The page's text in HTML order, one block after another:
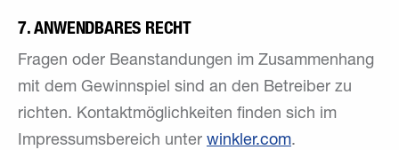
7. ANWENDBARES RECHT
Fragen oder Beanstandungen im Zusammenhang
mit dem Gewinnspiel sind an den Betreiber zu
richten. Kontaktmöglichkeiten finden sich im
Impressumsbereich unter winkler.com.